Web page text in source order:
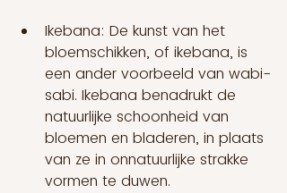
Ikebana: De kunst van het
bloemschikken, of ikebana, is
een ander voorbeeld van wabi-
sabi. Ikebana benadrukt de
natuurlijke schoonheid van
bloemen en bladeren, in plaats
van ze in onnatuurlijke strakke
vormen te duwen.